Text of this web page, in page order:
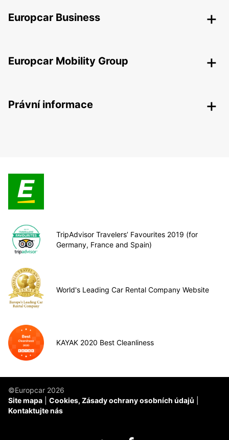
Europcar Business
Europcar Mobility Group
Právní informace
TripAdvisor Travelers’ Favourites 2019 (for
Germany, France and Spain)
World's Leading Car Rental Company Website
KAYAK 2020 Best Cleanliness
©Europcar 2026
Site mapa
Cookies, Zásady ochrany osobních údajů
Kontaktujte nás